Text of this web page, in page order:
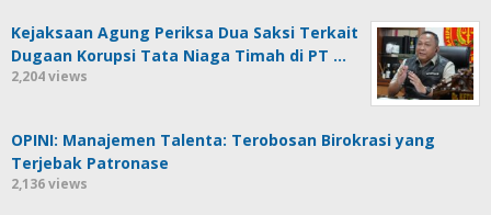
Kejaksaan Agung Periksa Dua Saksi Terkait
Dugaan Korupsi Tata Niaga Timah di PT …
2,204 views
OPINI: Manajemen Talenta: Terobosan Birokrasi yang
Terjebak Patronase
2,136 views